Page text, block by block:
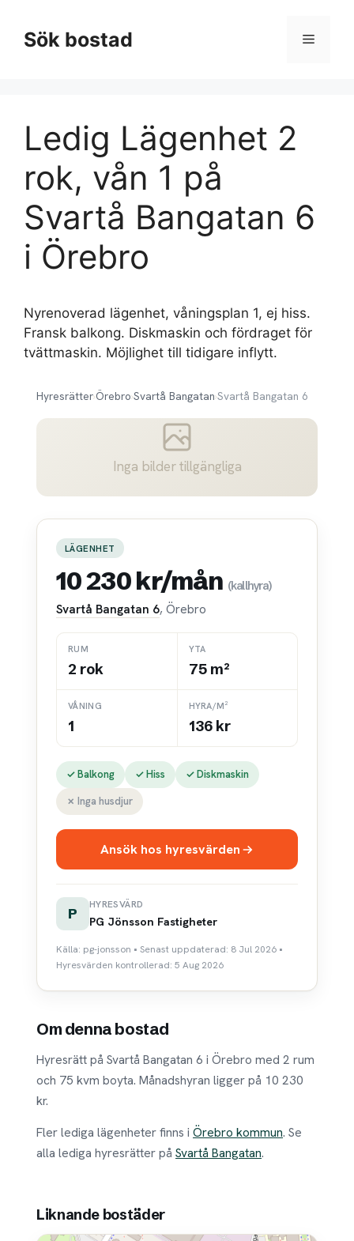
innehållSök bostad Meny
Ledig Lägenhet 2
rok, vån 1 på
Svartå Bangatan 6
i Örebro
Nyrenoverad lägenhet, våningsplan 1, ej hiss.
Fransk balkong. Diskmaskin och fördraget för
tvättmaskin. Möjlighet till tidigare inflytt.
Hyresrätter›Örebro›Svartå Bangatan›Svartå Bangatan 6
Inga bilder tillgängliga
LÄGENHET
10 230 kr/mån (kallhyra)
Svartå Bangatan 6, Örebro
RUM
2 rok
YTA
75 m²
VÅNING
1
HYRA/M²
136 kr
✓ Balkong ✓ Hiss
✓ Diskmaskin
✗ Inga husdjur
Ansök hos hyresvärden
P
HYRESVÄRD
PG Jönsson Fastigheter
Källa: pg-jonsson • Senast uppdaterad: 8 Jul 2026 •
Hyresvärden kontrollerad: 5 Aug 2026
Om denna bostad
Hyresrätt på Svartå Bangatan 6 i Örebro med 2 rum
och 75 kvm boyta. Månadshyran ligger på 10 230
kr.
Fler lediga lägenheter finns i Örebro kommun. Se
alla lediga hyresrätter på Svartå Bangatan.
Liknande bostäder